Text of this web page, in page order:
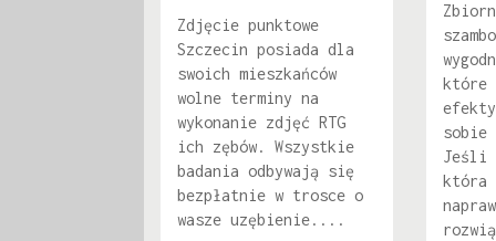
Zdjęcie punktowe
Szczecin posiada dla
swoich mieszkańców
wolne terminy na
wykonanie zdjęć RTG
ich zębów. Wszystkie
badania odbywają się
bezpłatnie w trosce o
wasze uzębienie....
które
sobie
Jeśli
która